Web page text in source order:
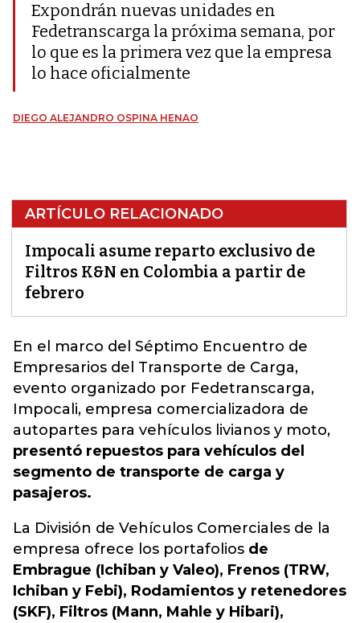
Expondrán nuevas unidades en
Fedetranscarga la próxima semana, por
lo que es la primera vez que la empresa
lo hace oficialmente
DIEGO ALEJANDRO OSPINA HENAO
ARTÍCULO RELACIONADO
Impocali asume reparto exclusivo de
Filtros K&N en Colombia a partir de
febrero
En el marco del Séptimo Encuentro de
Empresarios del Transporte de Carga,
evento organizado por Fedetranscarga,
Impocali, empresa comercializadora de
autopartes para vehículos livianos y moto,
presentó repuestos para vehículos del
segmento de transporte de carga y
pasajeros.
La División de Vehículos Comerciales de la
empresa ofrece los portafolios de
Embrague (Ichiban y Valeo), Frenos (TRW,
Ichiban y Febi), Rodamientos y retenedores
(SKF), Filtros (Mann, Mahle y Hibari),